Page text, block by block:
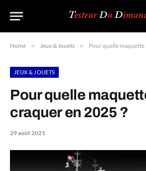
Home » Jeux & Jouets » Pour quelle
JEUX & JOUETS
Pour quelle
craquer en 2025 ?
29 août 2021